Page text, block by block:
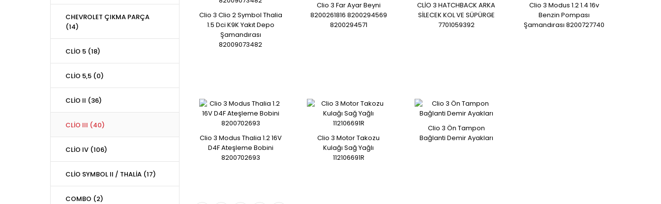
CHEVROLET ÇIKMA PARÇA
(14)
CLİO 5 (18)
CLİO 5,5 (0)
CLİO II (36)
CLİO III (40)
CLİO IV (106)
CLİO SYMBOL II / THALİA (17)
COMBO (2)
RENAULT CLİO 1.2 MOTOR
237100826r..
Renault Clio 3 Vites Körüğü
Clio 3 Clio 2 Symbol Thalia
1.5 Dci K9K Yakıt Depo
Şamandırası
82009073482
Clio 3 Far Ayar Beyni
8200261816 8200294569
8200294571
CLİO 3 HATCHBACK ARKA
SİLECEK KOL VE SÜPÜRGE
7701059392
Clio 3 Modus 1.2 1.4 16v
Benzin Pompası
Şamandırası 8200727740
Clio 3 Modus Thalia 1.2 16V
D4F Ateşleme Bobini
8200702693
Clio 3 Motor Takozu
Kulağı Sağ Yağlı
112106691R
Clio 3 Ön Tampon
Bağlanti Demir Ayakları